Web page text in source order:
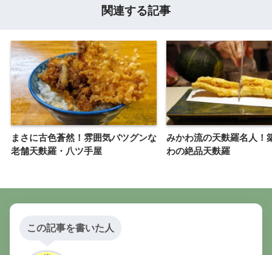
関連する記事
まさに古色蒼然！雰囲気バツグンな
老舗天麩羅・八ツ手屋
みかわ流の天麩羅名人！
わの絶品天麩羅
この記事を書いた人